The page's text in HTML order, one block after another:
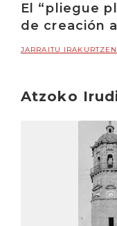
El “pliegue
de creación
JARRAITU IRAKURTZEN
Atzoko